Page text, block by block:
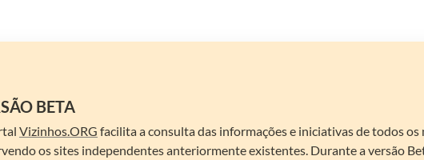
BETA
Vizinhos.ORG facilita a consulta das informações e iniciativas de todos os
os sites independentes anteriormente existentes. Durante a versão